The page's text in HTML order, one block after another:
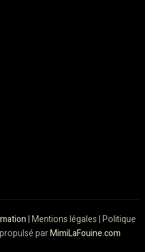
| Mentions légales | Politique
parMimiLaFouine.com